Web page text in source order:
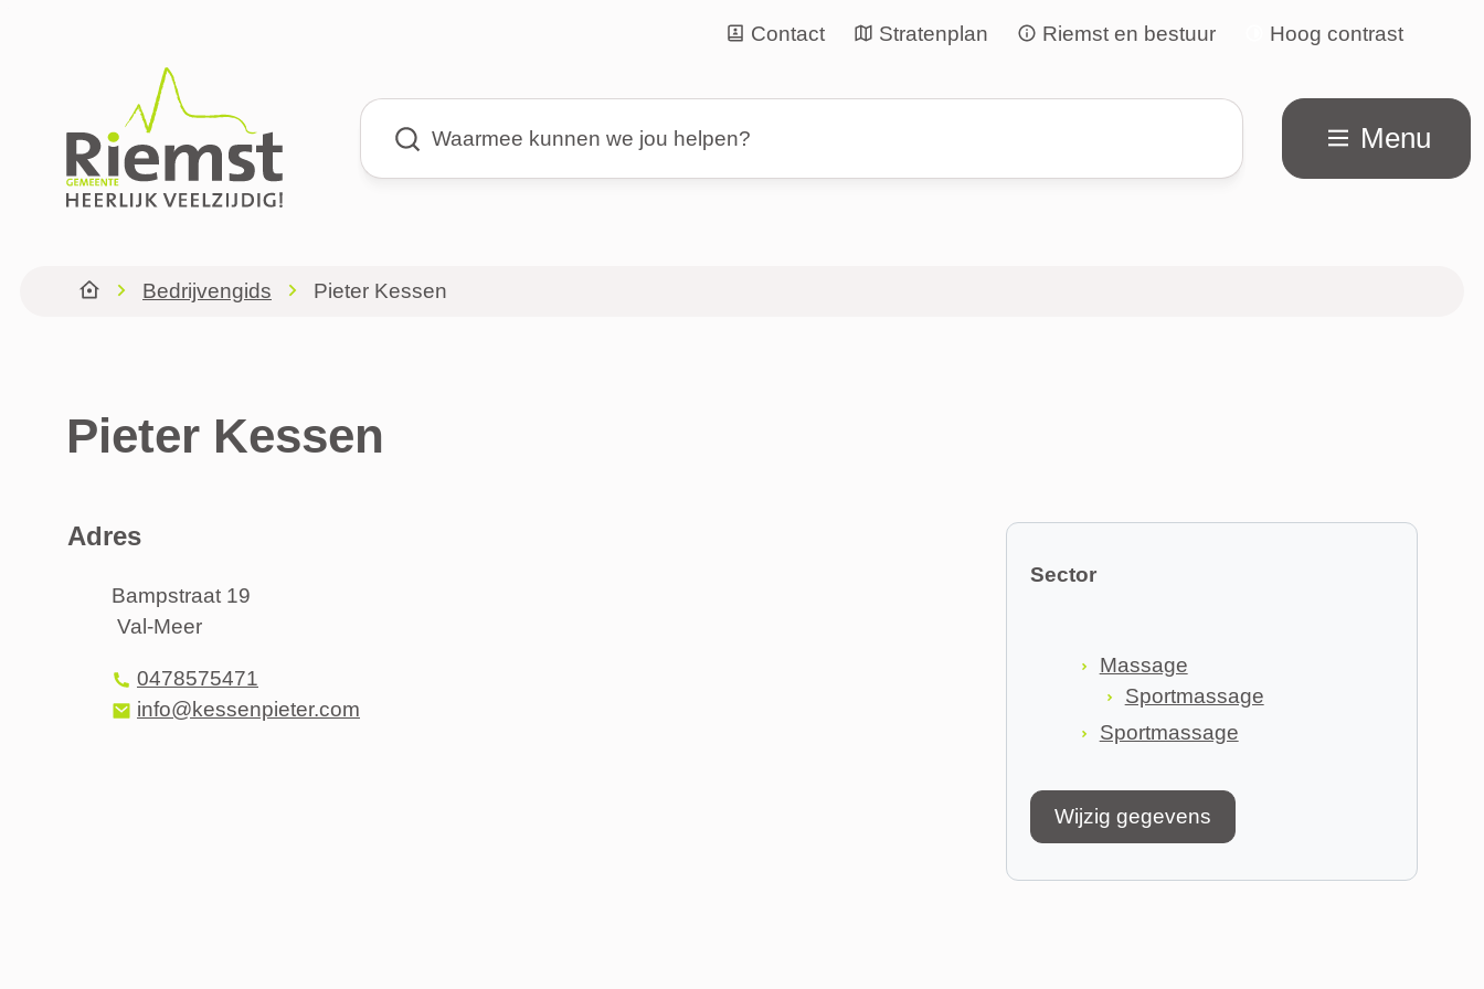
Contact Stratenplan Riemst en bestuur Hoog contrast
Waarmee kunnen we jou helpen?
Menu
Startpagina
Bedrijvengids Pieter Kessen
Pieter Kessen
Adres
AdresBampstraat 19
Val-Meer
0478575471
E-mail info@kessenpieter.com
Sector
Massage
Sportmassage
Sportmassage
Wijzig gegevens